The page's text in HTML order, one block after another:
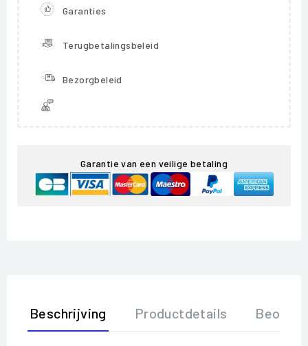
Garanties
Terugbetalingsbeleid
Bezorgbeleid
Garantie van een veilige betaling
Beschrijving Productdetails